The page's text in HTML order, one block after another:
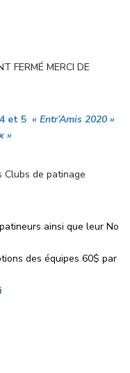
FERMÉ MERCI DE
et 5 « Entr’Amis 2020 »
»
Clubs de patinage
ainsi que leur No
des équipes 60$ par